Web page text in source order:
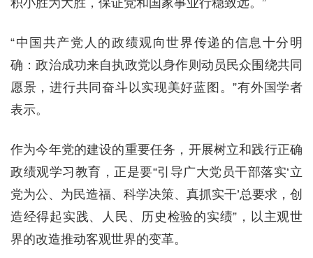
积小胜为大胜，保证党和国家事业行稳致远。”
“中国共产党人的政绩观向世界传递的信息十分明
确：政治成功来自执政党以身作则动员民众围绕共同
愿景，进行共同奋斗以实现美好蓝图。”有外国学者
表示。
作为今年党的建设的重要任务，开展树立和践行正确
政绩观学习教育，正是要“引导广大党员干部落实‘立
党为公、为民造福、科学决策、真抓实干’总要求，创
造经得起实践、人民、历史检验的实绩”，以主观世
界的改造推动客观世界的变革。